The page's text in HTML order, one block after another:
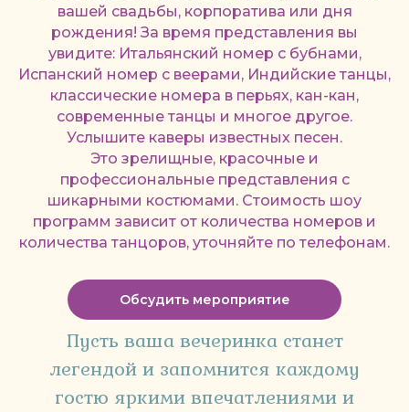
вашей свадьбы, корпоратива или дня
рождения! За время представления вы
увидите: Итальянский номер с бубнами,
Испанский номер с веерами, Индийские танцы,
классические номера в перьях, кан-кан,
современные танцы и многое другое.
Услышите каверы известных песен.
Это зрелищные, красочные и
профессиональные представления с
шикарными костюмами. Стоимость шоу
программ зависит от количества номеров и
количества танцоров, уточняйте по телефонам.
Обсудить мероприятие
Пусть ваша вечеринка станет
легендой и запомнится каждому
гостю яркими впечатлениями и